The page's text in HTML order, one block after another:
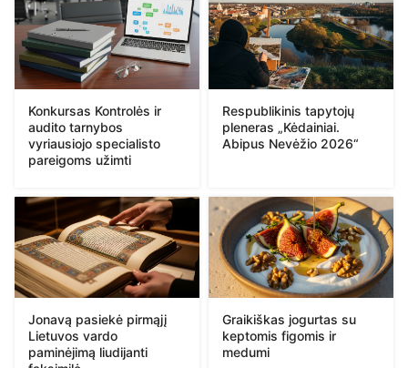
Konkursas Kontrolės ir
audito tarnybos
vyriausiojo specialisto
pareigoms užimti
Respublikinis tapytojų
pleneras „Kėdainiai.
Abipus Nevėžio 2026“
Jonavą pasiekė pirmąjį
Lietuvos vardo
paminėjimą liudijanti
Graikiškas jogurtas su
keptomis figomis ir
medumi